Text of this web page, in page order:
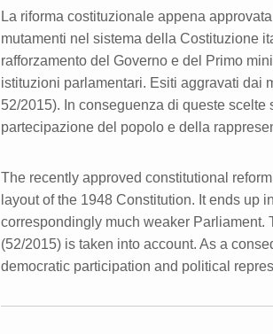
La riforma costituzionale appena
mutamenti nel sistema della Costituzione
rafforzamento del Governo e del Primo
istituzioni parlamentari. Esiti aggravati dai
52/2015). In conseguenza di queste
partecipazione del popolo e della
The recently approved constitutional
layout of the 1948 Constitution. It ends up
correspondingly much weaker
(52/2015) is taken into account. As a
democratic participation and political